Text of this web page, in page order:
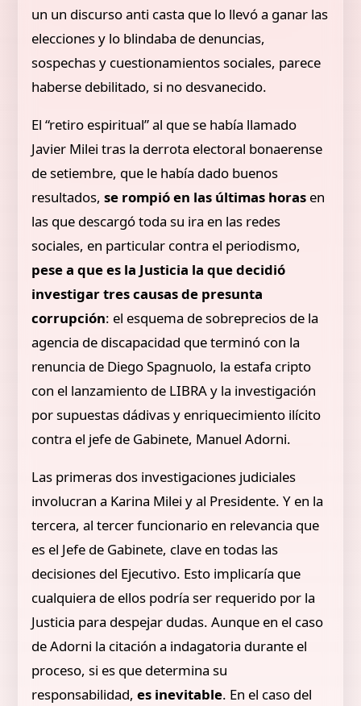
un un discurso anti casta que lo llevó a ganar las
elecciones y lo blindaba de denuncias,
sospechas y cuestionamientos sociales, parece
haberse debilitado, si no desvanecido.
El “retiro espiritual” al que se había llamado
Javier Milei tras la derrota electoral bonaerense
de setiembre, que le había dado buenos
resultados,se rompió en las últimas horas en
las que descargó toda su ira en las redes
sociales, en particular contra el periodismo,
pese a que es la Justicia la que decidió
investigar tres causas de presunta
corrupción: el esquema de sobreprecios de la
agencia de discapacidad que terminó con la
renuncia de Diego Spagnuolo, la estafa cripto
con el lanzamiento de LIBRA y la investigación
por supuestas dádivas y enriquecimiento ilícito
contra el jefe de Gabinete, Manuel Adorni.
Las primeras dos investigaciones judiciales
involucran a Karina Milei y al Presidente. Y en la
tercera, al tercer funcionario en relevancia que
es el Jefe de Gabinete, clave en todas las
decisiones del Ejecutivo. Esto implicaría que
cualquiera de ellos podría ser requerido por la
Justicia para despejar dudas. Aunque en el caso
de Adorni la citación a indagatoria durante el
proceso, si es que determina su
responsabilidad,es inevitable. En el caso del